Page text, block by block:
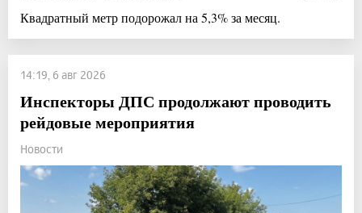
Квадратный метр подорожал на 5,3% за месяц.
14:19, 6 авг 2026
Инспекторы ДПС продолжают проводить
рейдовые мероприятия
Новости